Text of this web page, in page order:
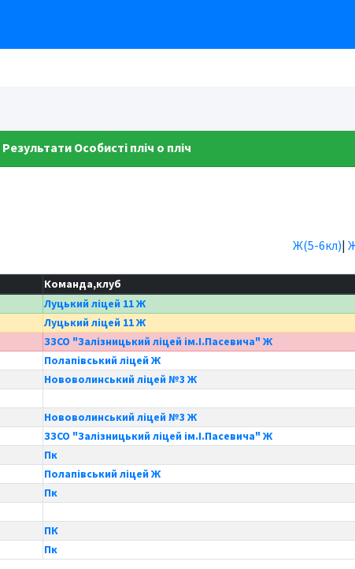
Результати Особисті пліч о пліч
Ж(5-6кл)|
Команда,клуб
Луцький ліцей 11 Ж
Луцький ліцей 11 Ж
ЗЗСО "Залізницький ліцей ім.І.Пасевича" Ж
Полапівський ліцей Ж
Нововолинський ліцей №3 Ж
Нововолинський ліцей №3 Ж
ЗЗСО "Залізницький ліцей ім.І.Пасевича" Ж
Пк
Полапівський ліцей Ж
Пк
ПК
Пк